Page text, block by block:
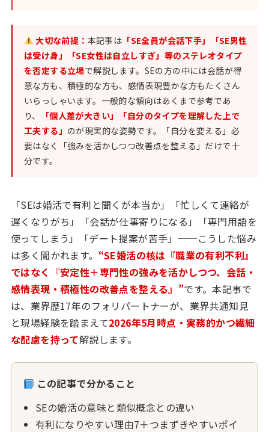
大切な前提： 本記事は 「SE全員が会話下手」「SE男性
は受け身」「SE女性は自立しすぎ」等のステレオタイプ
を否定する立場で解説します。SEの方の中には会話が得
意な方も、積極的な方も、感情表現豊かな方もたくさん
いらっしゃいます。一般的な傾向はあくまで参考であ
り、
「個人差が大きい」「自分のタイプを理解した上で
工夫する」 のが現実的な姿勢です。「自分を変える」必
要はなく「強みを活かしつつ改善点を整える」だけで十
分です。
「SEは婚活で有利と聞くが本当か」「忙しくて連絡が
遅くなりがち」「会話が仕事寄りになる」「専門用語を
使ってしまう」「デート提案が苦手」──こうした悩み
は多く聞かれます。 “SE婚活の核は『職業の有利不利』
ではなく『安定性＋専門性の強みを活かしつつ、会話・
感情表現・積極性の改善点を整える』”です。本記事で
は、業界歴17年のフォリパートナーが、業界共通知見
と現場経験を踏まえて2026年5月時点・実務的かつ繊細
な配慮を持って解説します。
この記事で分かること
SEの婚活の意味と類似概念との違い
有利になりやすい理由7＋つまずきやすいポイ